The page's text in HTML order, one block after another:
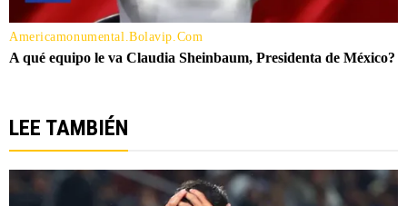
LEE TAMBIÉN